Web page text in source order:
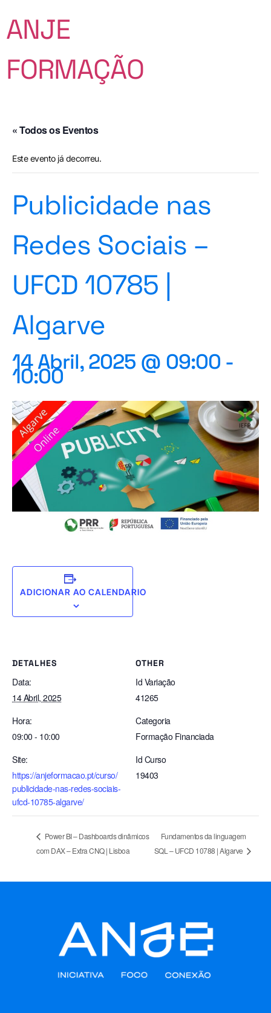
ANJE
FORMAÇÃO
« Todos os Eventos
Este evento já decorreu.
Publicidade nas
Redes Sociais –
UFCD 10785 |
Algarve
14 Abril, 2025 @ 09:00 -
10:00
ADICIONAR AO CALENDARIO
DETALHES
Data:
14 Abril, 2025
Hora:
09:00 - 10:00
Site:
https://anjeformacao.pt/curso/
publicidade-nas-redes-sociais-
ufcd-10785-algarve/
OTHER
Id Variação
41265
Categoria
Formação Financiada
Id Curso
19403
Power BI – Dashboards dinâmicos
com DAX – Extra CNQ | Lisboa
Fundamentos da linguagem
SQL – UFCD 10788 | Algarve